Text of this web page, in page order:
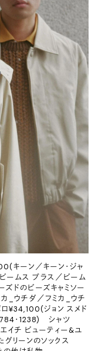
キーン／キーン・ジャ
ムス プラス／ビーム
ドのビーズキャミソー
_ウチダ／フミカ_ウチ
¥34,100(ジョン スメド
・1238) シャツ
イチ ビューティー&ユ
リーンのソックス